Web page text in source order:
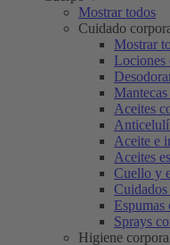
Mostrar todos
Cuidado
Mostrar
Lociones
Aceites
Aceite e
Aceites
Cuello y
Espumas
Sprays
Higiene